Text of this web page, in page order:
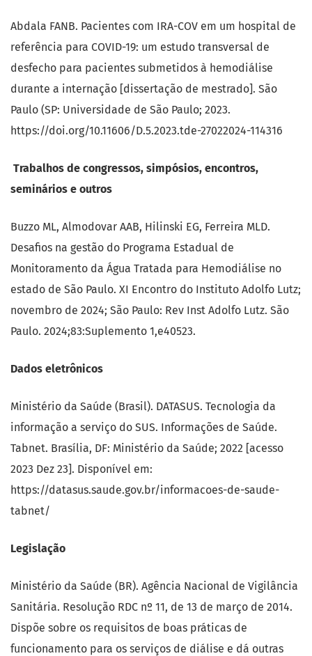
Abdala FANB. Pacientes com IRA-COV em um hospital de
referência para COVID-19: um estudo transversal de
desfecho para pacientes submetidos à hemodiálise
durante a internação [dissertação de mestrado]. São
Paulo (SP: Universidade de São Paulo; 2023.
https://doi.org/10.11606/D.5.2023.tde-27022024-114316
Trabalhos de congressos, simpósios, encontros,
seminários e outros
Buzzo ML, Almodovar AAB, Hilinski EG, Ferreira MLD.
Desafios na gestão do Programa Estadual de
Monitoramento da Água Tratada para Hemodiálise no
estado de São Paulo. XI Encontro do Instituto Adolfo Lutz;
novembro de 2024; São Paulo: Rev Inst Adolfo Lutz. São
Paulo. 2024;83:Suplemento 1,e40523.
Dados eletrônicos
Ministério da Saúde (Brasil). DATASUS. Tecnologia da
informação a serviço do SUS. Informações de Saúde.
Tabnet. Brasília, DF: Ministério da Saúde; 2022 [acesso
2023 Dez 23]. Disponível em:
https://datasus.saude.gov.br/informacoes-de-saude-
tabnet/
Legislação
Ministério da Saúde (BR). Agência Nacional de Vigilância
Sanitária. Resolução RDC nº 11, de 13 de março de 2014.
Dispõe sobre os requisitos de boas práticas de
funcionamento para os serviços de diálise e dá outras